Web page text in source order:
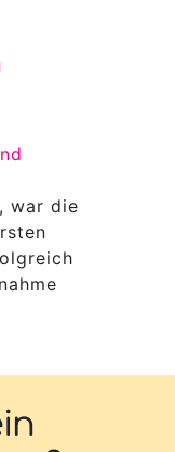
war die